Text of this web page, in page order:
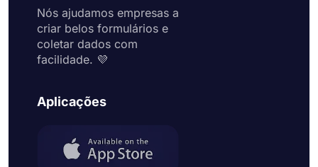
Nós ajudamos empresas a
criar belos formulários e
coletar dados com
facilidade. 💜
Aplicações